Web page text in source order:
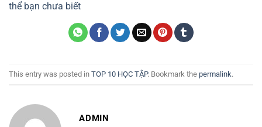
thể bạn chưa biết
This entry was posted in TOP 10 HỌC TẬP. Bookmark the permalink.
ADMIN